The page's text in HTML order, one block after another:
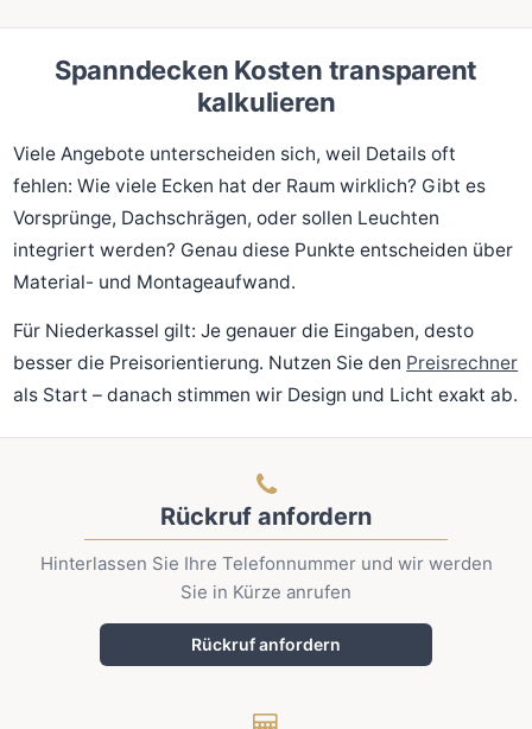
Spanndecken Kosten transparent
kalkulieren
Viele Angebote unterscheiden sich, weil Details oft
fehlen: Wie viele Ecken hat der Raum wirklich? Gibt es
Vorsprünge, Dachschrägen, oder sollen Leuchten
integriert werden? Genau diese Punkte entscheiden über
Material- und Montageaufwand.
Für Niederkassel gilt: Je genauer die Eingaben, desto
besser die Preisorientierung. Nutzen Sie den Preisrechner
als Start – danach stimmen wir Design und Licht exakt ab.
Rückruf anfordern
Hinterlassen Sie Ihre Telefonnummer und wir werden
Sie in Kürze anrufen
Rückruf anfordern